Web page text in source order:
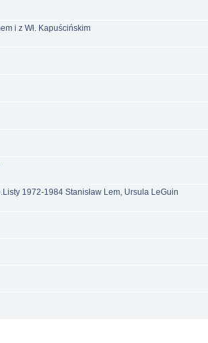
i z Wł. Kapuścińskim
1972-1984 Stanisław Lem, Ursula LeGuin